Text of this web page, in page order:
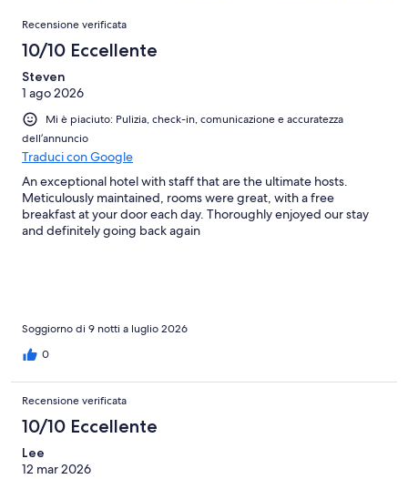
recensioni
su
recensioni
Recensioni
Recensione verificata
10/10 Eccellente
Steven
1 ago 2026
Mi è piaciuto: Pulizia, check-in, comunicazione e accuratezza
dell’annuncio
Traduci con Google
An exceptional hotel with staff that are the ultimate hosts.
Meticulously maintained, rooms were great, with a free
breakfast at your door each day. Thoroughly enjoyed our stay
and definitely going back again
Soggiorno di 9 notti a luglio 2026
0
Recensione verificata
10/10 Eccellente
Lee
12 mar 2026